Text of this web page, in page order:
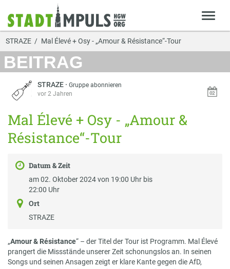
STRAZE Mal Élevé + Osy - „Amour & Résistance“-Tour
BEITRAG
STRAZE ·Gruppe abonnieren
vor 2 Jahren
Mal Élevé + Osy - „Amour &
Résistance“-Tour
Datum & Zeit
am 02. Oktober 2024 von 19:00 Uhr bis
22:00 Uhr
Ort
STRAZE
„Amour & Résistance“ – der Titel der Tour ist Programm. Mal Élevé
prangert die Missstände unserer Zeit schonungslos an. In seinen
Songs und seinen Ansagen zeigt er klare Kante gegen die AfD,